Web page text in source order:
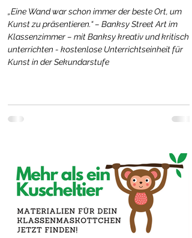
„Eine Wand war schon immer der beste Ort, um
Kunst zu präsentieren.“ – Banksy Street Art im
Klassenzimmer – mit Banksy kreativ und kritisch
unterrichten - kostenlose Unterrichtseinheit für
Kunst in der Sekundarstufe